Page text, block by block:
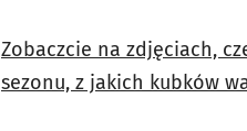
Zobaczcie na zdjęciach,
sezonu, z jakich kubków